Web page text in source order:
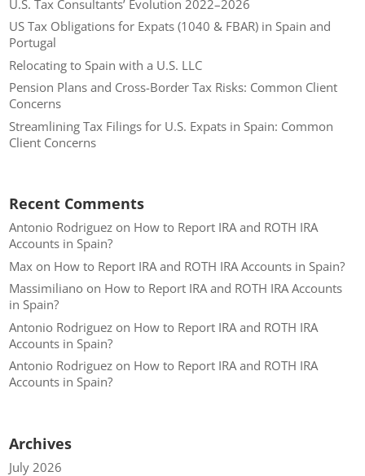
U.S. Tax Consultants’ Evolution 2022–2026
US Tax Obligations for Expats (1040 & FBAR) in Spain and
Portugal
Relocating to Spain with a U.S. LLC
Pension Plans and Cross-Border Tax Risks: Common Client
Concerns
Streamlining Tax Filings for U.S. Expats in Spain: Common
Client Concerns
Recent Comments
Antonio Rodriguez on How to Report IRA and ROTH IRA
Accounts in Spain?
Max on How to Report IRA and ROTH IRA Accounts in Spain?
Massimiliano on How to Report IRA and ROTH IRA Accounts
in Spain?
Antonio Rodriguez on How to Report IRA and ROTH IRA
Accounts in Spain?
Antonio Rodriguez on How to Report IRA and ROTH IRA
Accounts in Spain?
Archives
July 2026